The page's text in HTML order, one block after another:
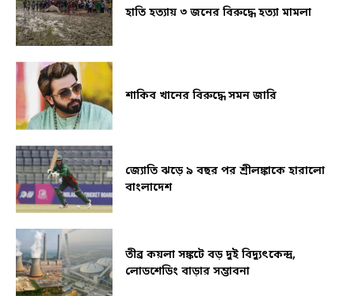
হাতি হত্যায় ৩ জনের বিরুদ্ধে হত্যা মামলা
শাকিব খানের বিরুদ্ধে সমন জারি
জ্যোতি ঝড়ে ৯ বছর পর শ্রীলঙ্কাকে হারালো
বাংলাদেশ
তীব্র কয়লা সঙ্কটে বড় দুই বিদ্যুৎকেন্দ্র,
লোডশেডিং বাড়ার সম্ভাবনা